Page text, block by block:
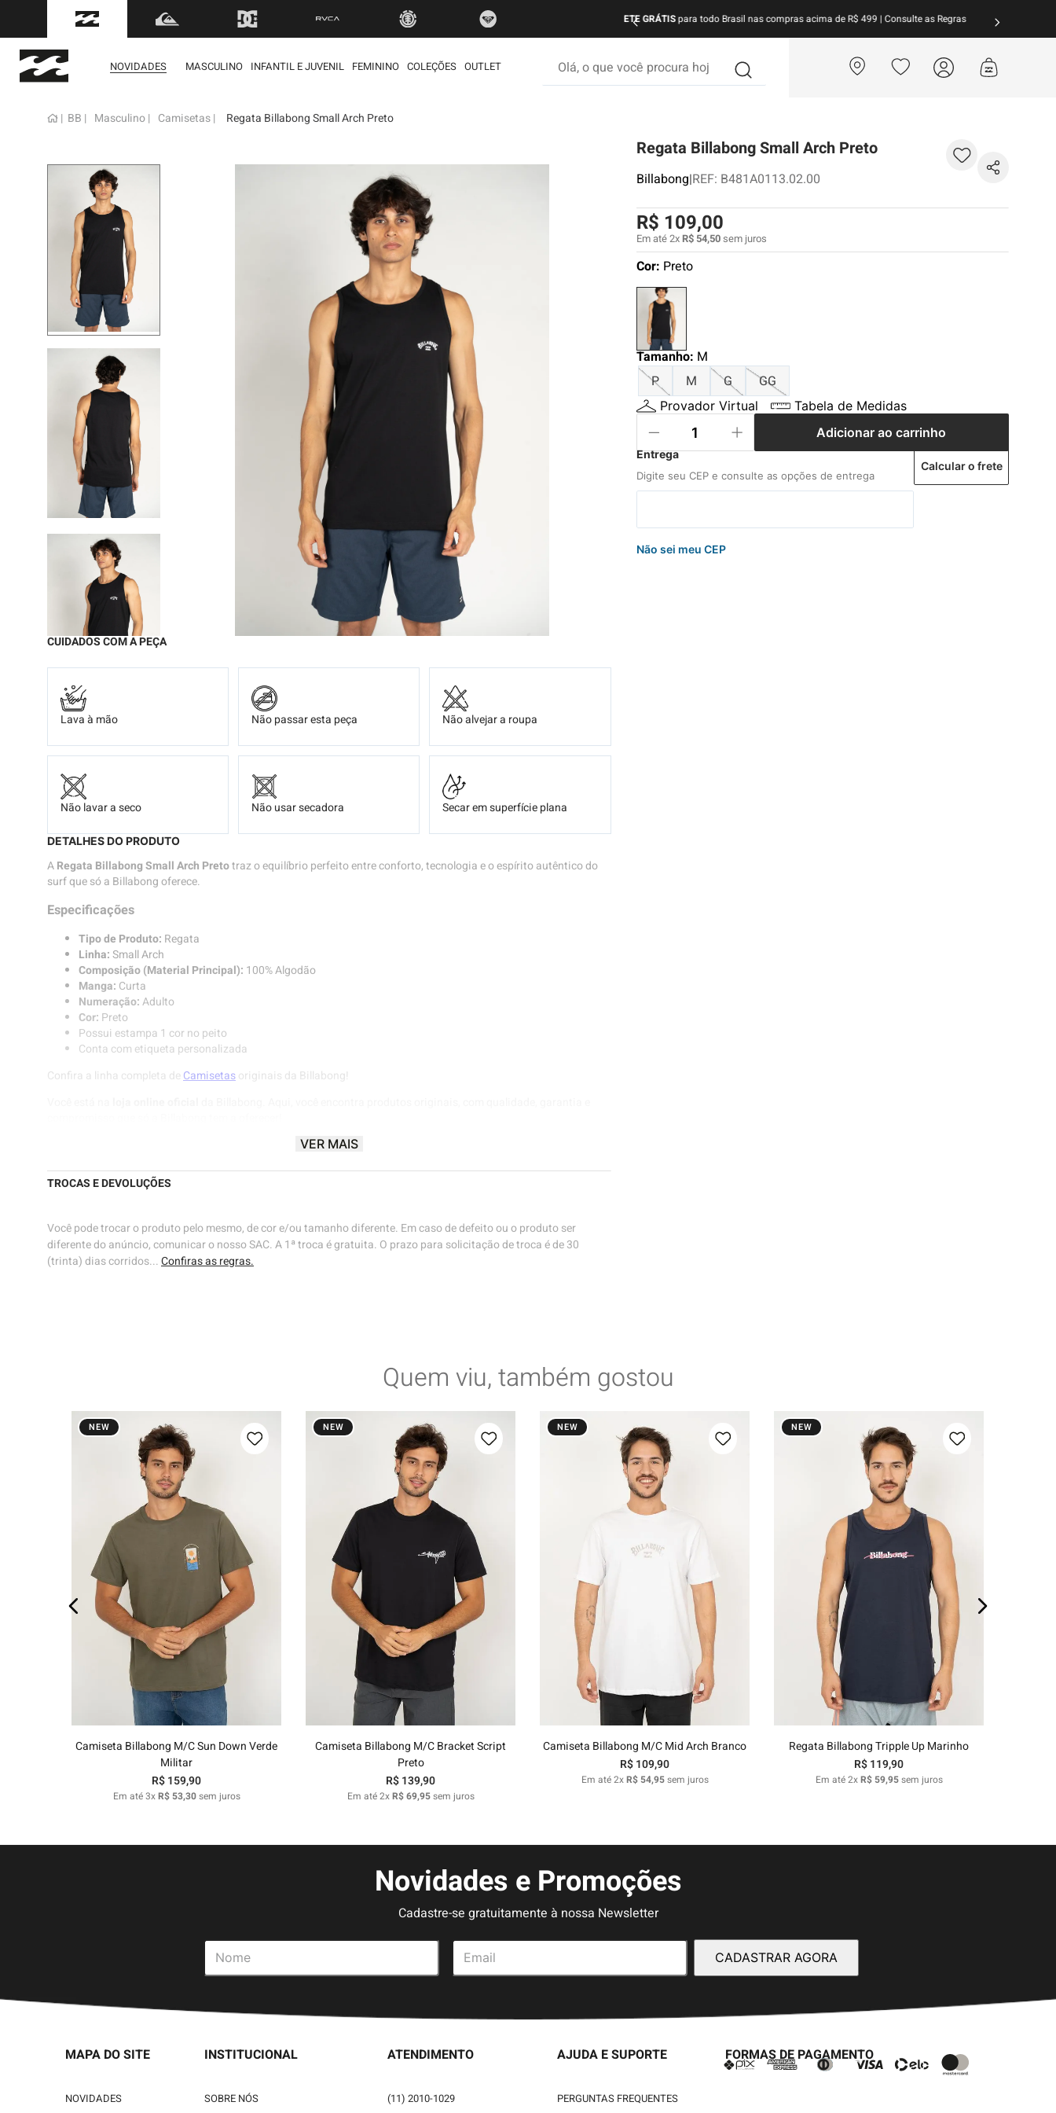
FRETE GRÁTISpara todo Brasil nas compras acima de R$ 499 | Consulte as Regras Parcele suas compras ematé 10x sem juros!Aproveite!
NOVIDADES MASCULINO INFANTIL E JUVENIL FEMININO COLEÇÕES OUTLET
BB Masculino Camisetas Regata Billabong Small Arch Preto
CUIDADOS COM A PEÇA
Lava à mão Não passar esta peça Não alvejar a roupa
Não lavar a seco Não usar secadora Secar em superfície plana
DETALHES DO PRODUTO
ARegata Billabong Small Arch Pretotraz o equilíbrio perfeito entre conforto, tecnologia e o espírito autêntico do
surf que só a Billabong oferece.
Especificações
Tipo de Produto: Regata
Linha:Small Arch
Composição (Material Principal): 100% Algodão
Manga: Curta
Numeração:Adulto
Cor: Preto
Possui estampa 1 cor no peito
Conta com etiqueta personalizada
Confira a linha completa de Camisetasoriginais da Billabong!
VER MAIS
TROCAS E DEVOLUÇÕES
Você pode trocar o produto pelo mesmo, de cor e/ou tamanho diferente. Em caso de defeito ou o produto ser
diferente do anúncio, comunicar o nosso SAC. A 1ª troca é gratuita. O prazo para solicitação de troca é de 30
(trinta) dias corridos...Confiras as regras.
Regata Billabong Small Arch Preto
Billabong|REF: B481A0113.02.00
R$ 109,00
Em até2xR$ 54,50sem juros
Cor: Preto
Tamanho: M
P
M G GG
Provador Virtual
Tabela de Medidas
Adicionar ao carrinho
Não sei meu CEP
Calcular o frete
Quem viu, também gostou
NEW
P M GG
Adicionar ao carrinho
Camiseta Billabong M/C Sun Down Verde
Militar
R$159,90
Em até3xR$ 53,30sem juros
NEW
M GG
Adicionar ao carrinho
Camiseta Billabong M/C Bracket Script
Preto
R$139,90
Em até2xR$69,95sem juros
NEW
Adicionar ao carrinho
Camiseta Billabong M/C Mid Arch Branco
R$109,90
Em até2xR$ 54,95sem juros
NEW
P GG
Adicionar ao carrinho
Regata Billabong Tripple Up Marinho
R$119,90
Em até2xR$ 59,95sem juros
Novidades e Promoções
Cadastre-se gratuitamente à nossa Newsletter
CADASTRAR AGORA
MAPA DO SITE
NOVIDADES
INSTITUCIONAL
SOBRE NÓS
ATENDIMENTO
(11) 2010-1029
AJUDA E SUPORTE
PERGUNTAS FREQUENTES
FORMAS DE PAGAMENTO
termos mais buscados
boné
boardshort
camiseta
bermuda
7º
jaqueta
8
carteira
mochila
10º chinelo